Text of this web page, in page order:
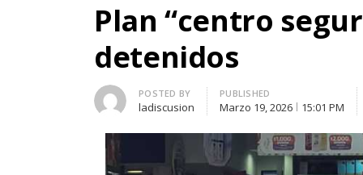
Plan “centro
detenidos
Author
POSTED BY
ladiscusion
PUBLISHED
Marzo 19, 2026 15:01 PM